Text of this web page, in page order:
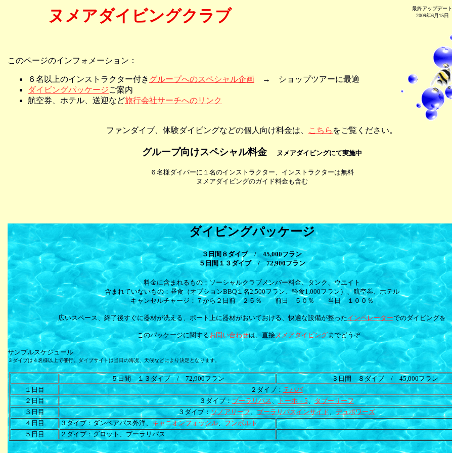
ヌメアダイビングクラブ
最終アップデート
2009年6月15日
このページのインフォメーション：
６名以上のインストラクター付き グループへのスペシャル企画 → ショップツアーに最適
ダイビングパッケージご案内
航空券、ホテル、送迎など旅行会社サーチへのリンク
ファンダイブ、体験ダイビングなどの個人向け料金は、 こちら をご覧ください。
グループ向けスペシャル料金 ヌメアダイビングにて実施中
６名様ダイバーに１名のインストラクター、インストラクターは無料
ヌメアダイビングのガイド料金も含む
ダイビングパッケージ
３日間８ダイブ / 45,000フラン
５日間１３ダイブ / 72,900フラン
料金に含まれるもの：ソーシャルクラブメンバー料金、タンク、ウエイト
含まれていないもの：昼食（オプションBBQ１名2,500フラン、軽食1,000フラン）、航空券、ホテル
キャンセルチャージ：７から２日前 ２５％ 前日 ５０％ 当日 １００％
広いスペース、終了後すぐに器材が洗える、ボート上に器材がおいておける、快適な設備が整ったインペレーターでのダイビングを
このパッケージに関するお問い合わせは、直接ヌメアダイビングまでどうぞ
サンプルスケジュール
３ダイブは４名様以上で催行。ダイブサイトは当日の海况、天候などにより決定となります。
５日間 １３ダイブ / 72,900フラン
３日間 ８ダイブ / 45,000フラン
１日目
２ダイブ： テパバ
２日目
３ダイブ：ブーラリパス 、トーホ－5 、 タブーリーフ
３日目
３ダイブ：ソノアリーフ、ブーラリパスインサイド
デュポワーズ
４日目
３ダイブ：ダンベアパス外洋、キャニオンフォッシル、フンボルト
５日目
２ダイブ：グロット、ブーラリパス